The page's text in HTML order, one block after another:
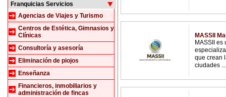
Franquicias Servicios
Agencias de Viajes y Turismo
Centros de Estética, Gimnasios y
Clínicas
Consultoría y asesoría
Eliminación de piojos
Enseñanza
Financieros, inmobiliarios y
administración de fincas
MASSII
MASSII
que crean
ciudades ...